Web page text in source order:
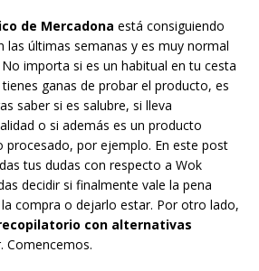
de Mercadona está consiguiendo
las últimas semanas y es muy normal
importa si es un habitual en tu cesta
ganas de probar el producto, es
saber si es salubre, si lleva
o si además es un producto
procesado, por ejemplo. En este post
tus dudas con respecto a Wok
decidir si finalmente vale la pena
compra o dejarlo estar. Por otro lado,
con alternativas
Comencemos.